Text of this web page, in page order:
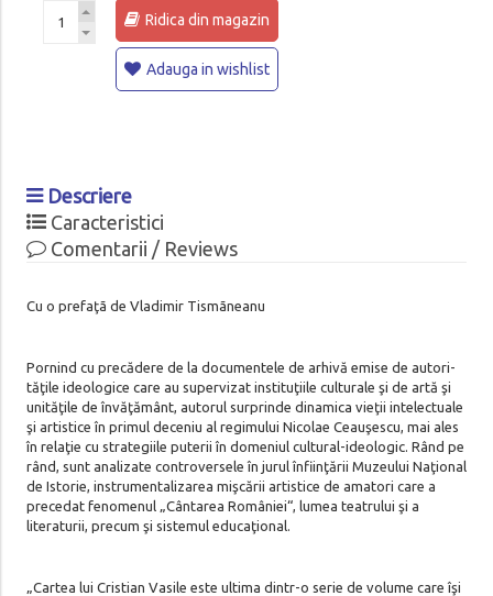
Ridica din magazin
Adauga in wishlist
Descriere
Caracteristici
Comentarii / Reviews
Cu o prefaţã de Vladimir Tismãneanu
Pornind cu precădere de la documentele de arhivă emise de autori­
tă­ţile ideologice care au supervizat instituţiile culturale şi de artă şi
unităţile de învăţământ, autorul surprinde dinamica vieţii intelectuale
şi artistice în primul deceniu al regimului Nicolae Ceauşescu, mai ales
în relaţie cu strategiile puterii în domeniul cultural-ideologic. Rând pe
rând, sunt analizate controversele în jurul înfiinţării Muzeului Naţional
de Istorie, instrumentalizarea mişcării artistice de amatori care a
prece­dat fenomenul „Cântarea României“, lumea teatrului şi a
literaturii, precum şi sistemul educaţional.
„Cartea lui Cristian Vasile este ultima dintr-o serie de volume care îşi